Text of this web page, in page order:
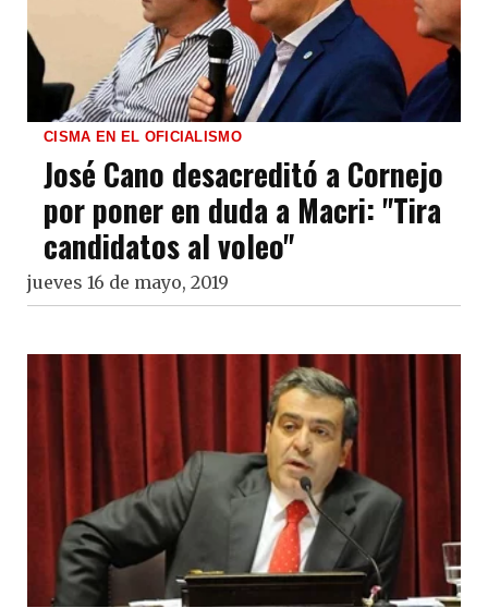
CISMA EN EL OFICIALISMO
José Cano desacreditó a Cornejo
por poner en duda a Macri: "Tira
candidatos al voleo"
jueves 16 de mayo, 2019